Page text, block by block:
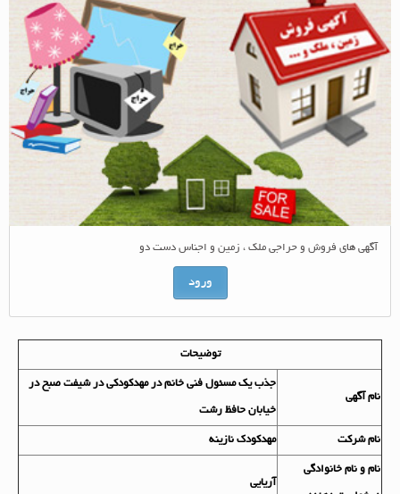
آگهی های فروش و حراجی ملک ، زمین و اجناس دست دو
ورود
توضیحات
نام آگهي
جذب یک مسئول فنی خانم در مهدکودکی در شیفت صبح در
خیابان حافظ رشت
نام شرکت مهدکودک نازینه
نام و نام خانوادگي
آریایی